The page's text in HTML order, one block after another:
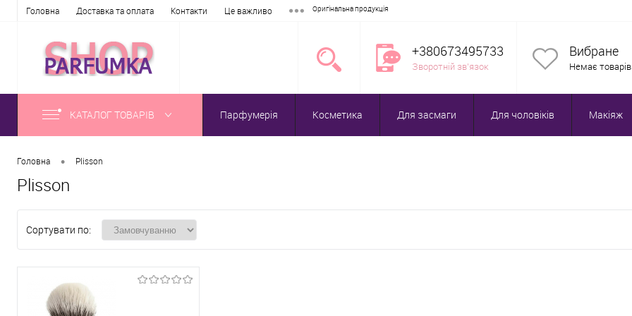
Головна Доставка та оплата Контакти Це важливо Оригінальна продукція
+380673495733
Зворотній зв'язок
Вибране
Немає товарів
КАТАЛОГ ТОВАРІВ Парфумерія Косметика Для засмаги Для чоловіків Макіяж
Головна • Plisson
Plisson
Сортувати по: